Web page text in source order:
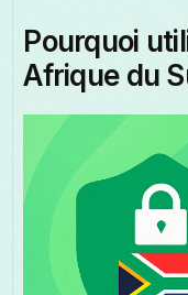
Pourquoi
Afrique du